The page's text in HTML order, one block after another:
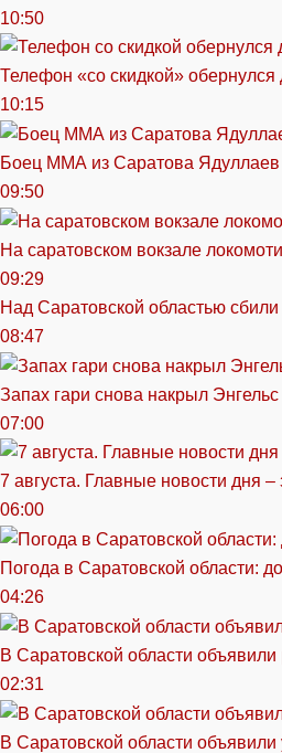
10:50
Телефон «со скидкой» обернулся
10:15
Боец ММА из Саратова
09:50
На саратовском вокзале
09:29
Над Саратовской областью сбили
08:47
Запах гари снова накрыл
07:00
7 августа. Главные новости дня –
06:00
Погода в Саратовской области:
04:26
В Саратовской области объявили
02:31
В Саратовской области